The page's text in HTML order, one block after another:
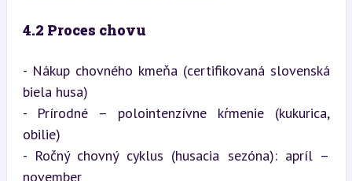
4.2 Proces chovu
- Nákup chovného kmeňa (certifikovaná slovenská
biela husa)
- Prírodné – polointenzívne kŕmenie (kukurica,
obilie)
- Ročný chovný cyklus (husacia sezóna): apríl –
november